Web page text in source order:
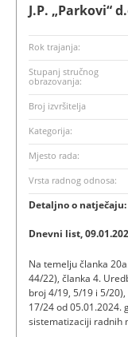
J.P. „Parkovi“
Rok trajanja:
Stupanj stručnog
obrazovanja:
Broj izvršitelja
Kategorija:
Mjesto rada:
Vrsta radnog odnosa:
Detaljno o natječaju:
Dnevni list,
Na temelju članka
44/22), članka 4.
broj 4/19, 5/19 i 5/
17/24 od 05.01.2024.
sistematizaciji radnih